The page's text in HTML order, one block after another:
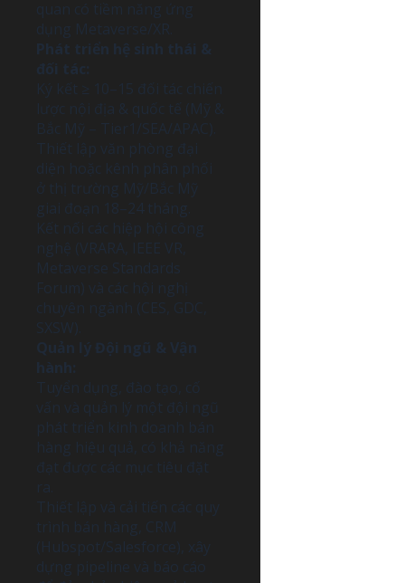
quan có tiềm năng ứng
dụng Metaverse/XR.
Phát triển hệ sinh thái &
đối tác:
Ký kết ≥ 10–15 đối tác chiến
lược nội địa & quốc tế (Mỹ &
Bắc Mỹ – Tier1/SEA/APAC).
Thiết lập văn phòng đại
diện hoặc kênh phân phối
ở thị trường Mỹ/Bắc Mỹ
giai đoạn 18–24 tháng.
Kết nối các hiệp hội công
nghệ (VRARA, IEEE VR,
Metaverse Standards
Forum) và các hội nghị
chuyên ngành (CES, GDC,
SXSW).
Quản lý Đội ngũ & Vận
hành:
Tuyển dụng, đào tạo, cố
vấn và quản lý một đội ngũ
phát triển kinh doanh bán
hàng hiệu quả, có khả năng
đạt được các mục tiêu đặt
ra.
Thiết lập và cải tiến các quy
trình bán hàng, CRM
(Hubspot/Salesforce), xây
dựng pipeline và báo cáo